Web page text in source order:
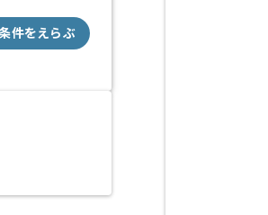
件をえらぶ